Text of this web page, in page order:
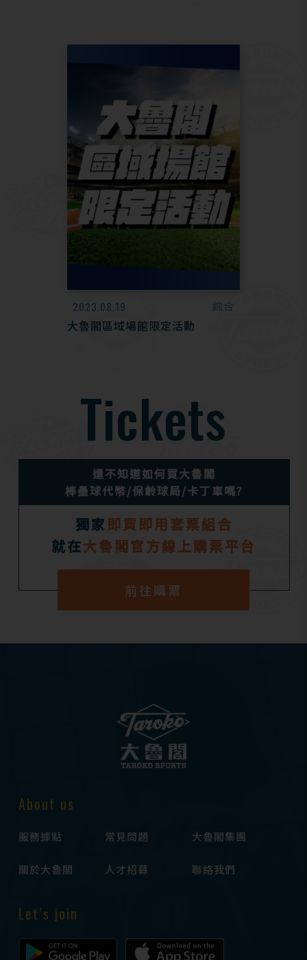
2023.08.19 綜合
大魯閣區域場館限定活動
Tickets
還不知道如何買大魯閣
棒壘球代幣/保齡球局/卡丁車嗎?
獨家 即買即用套票組合
就在大魯閣官方線上購票平台
前往購票
About us
服務據點 常見問題 大魯閣集團
關於大魯閣 人才招募 聯絡我們
Let’s join